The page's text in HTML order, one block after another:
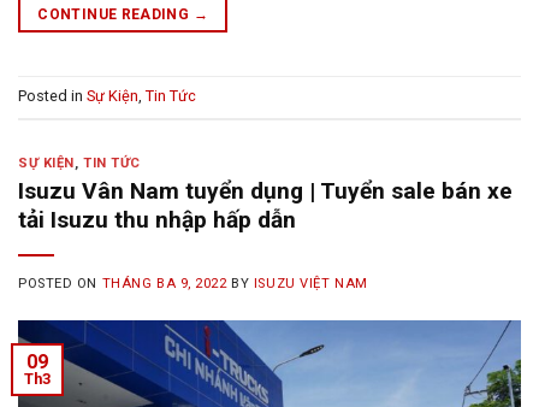
CONTINUE READING →
Posted in Sự Kiện, Tin Tức
SỰ KIỆN ,TIN TỨC
Isuzu Vân Nam tuyển dụng | Tuyển sale bán xe
tải Isuzu thu nhập hấp dẫn
POSTED ON THÁNG BA 9, 2022 BY ISUZU VIỆT NAM
09
Th3